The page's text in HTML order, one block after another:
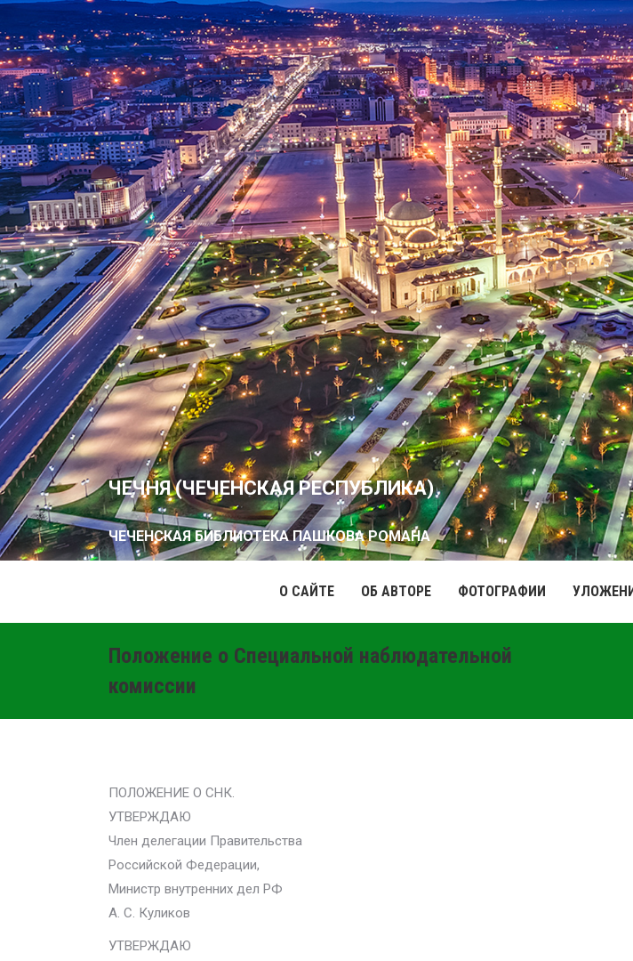
ЧЕЧНЯ (ЧЕЧЕНСКАЯ РЕСПУБЛИКА)
ЧЕЧЕНСКАЯ БИБЛИОТЕКА ПАШКОВА РОМАНА
О САЙТЕ ОБ АВТОРЕ ФОТОГРАФИИ
Положение о Специальной наблюдательной
комиссии
ПОЛОЖЕНИЕ О СНК.
УТВЕРЖДАЮ
Член делегации Правительства
Российской Федерации,
Министр внутренних дел РФ
А. С. Куликов
УТВЕРЖДАЮ